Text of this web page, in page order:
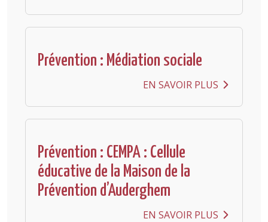
Prévention : Médiation sociale
EN SAVOIR PLUS
Prévention : CEMPA : Cellule
éducative de la Maison de la
Prévention d’Auderghem
EN SAVOIR PLUS